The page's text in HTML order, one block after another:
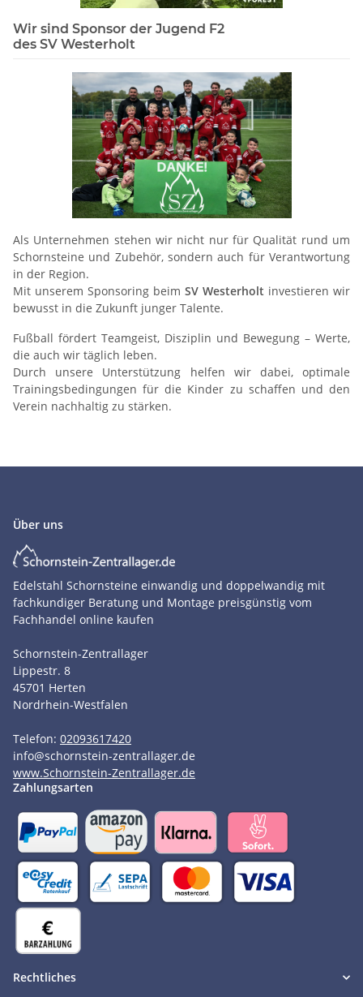
Wir sind Sponsor der Jugend F2
des SV Westerholt
Als Unternehmen stehen wir nicht nur für Qualität rund um
Schornsteine und Zubehör, sondern auch für Verantwortung
in der Region.
Mit unserem Sponsoring beim SV Westerholt investieren wir
bewusst in die Zukunft junger Talente.
Fußball fördert Teamgeist, Disziplin und Bewegung – Werte,
die auch wir täglich leben.
Durch unsere Unterstützung helfen wir dabei, optimale
Trainingsbedingungen für die Kinder zu schaffen und den
Verein nachhaltig zu stärken.
Über uns
Edelstahl Schornsteine einwandig und doppelwandig mit
fachkundiger Beratung und Montage preisgünstig vom
Fachhandel online kaufen
Schornstein-Zentrallager
Lippestr. 8
45701 Herten
Nordrhein-Westfalen
Telefon: 02093617420
info@schornstein-zentrallager.de
www.Schornstein-Zentrallager.de
Zahlungsarten
Rechtliches